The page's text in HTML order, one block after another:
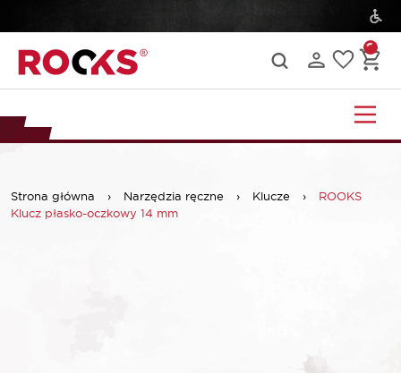
Strona główna › Narzędzia ręczne › Klucze ›
ROOKS
Klucz płasko-oczkowy 14 mm